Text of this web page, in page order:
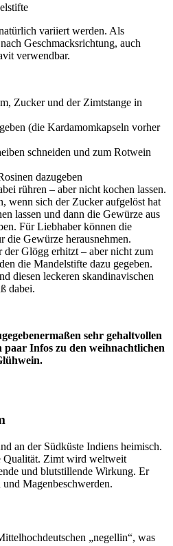
variiert werden. Als
Geschmacksrichtung, auch
verwendbar.
Zucker und der Zimtstange in
(die Kardamomkapseln vorher
schneiden und zum Rotwein
dazugeben
rühren – aber nicht kochen lassen.
wenn sich der Zucker aufgelöst hat
lassen und dann die Gewürze aus
Für Liebhaber können die
die Gewürze herausnehmen.
Glögg erhitzt – aber nicht zum
die Mandelstifte dazu gegeben.
diesen leckeren skandinavischen
dabei.
sehr gehaltvollen
paar Infos zu den weihnachtlichen
an der Südküste Indiens heimisch.
Qualität. Zimt wird weltweit
und blutstillende Wirkung. Er
Magenbeschwerden.
„negellin“, was